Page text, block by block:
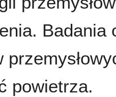
Badania
powietrza.